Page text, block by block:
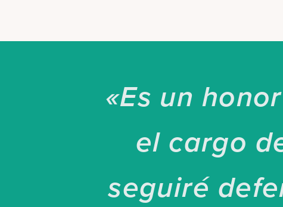
«Es un
el cargo
seguiré